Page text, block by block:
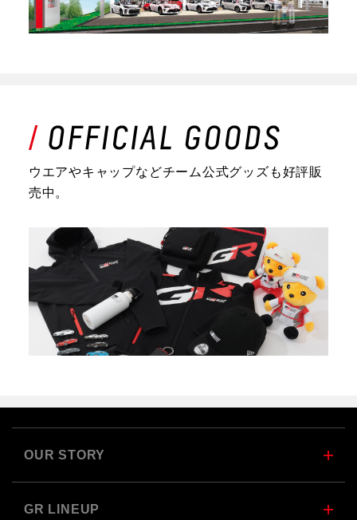
ウエアやキャップなどチーム公式グッズも好評販
売中。
OUR STORY
GR LINEUP